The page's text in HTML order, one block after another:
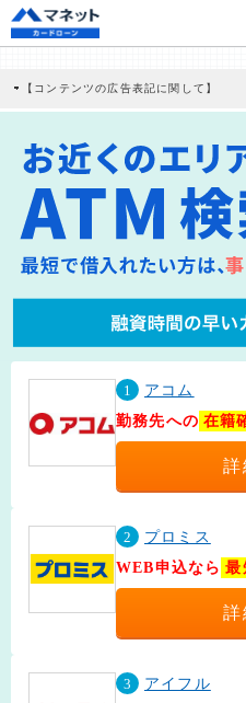
【コンテンツの広告表記に関して】
社に対して企業から紹介報酬が支払われ
商品を根拠なくPRするものではなく、当
どに基づき、公平性を担保した情報提供を
>提携企業一覧
1
アコム
勤務先への 在籍
詳
2
プロミス
WEB申込なら 最
詳
3
アイフル